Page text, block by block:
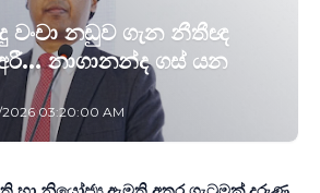
වංචා නඩුව ගැන නීතීඥ
නාගානන්ද ගස් යන
03:20:00 AM